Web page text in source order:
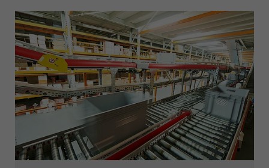
中文
ประเทศไทย
ไทย
Україна
yкраїнська